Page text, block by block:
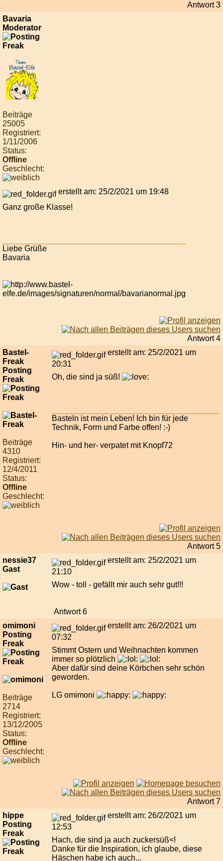
Antwort 3
Bavaria
Moderator
Beiträge
25005
Registriert:
1/11/2006
Status:
Offline
Geschlecht:
erstellt am: 25/2/2021 um 19:48
Ganz große Klasse!
Liebe Grüße
Bavaria
Antwort 4
Bastel-
Freak
Posting
Freak
Beiträge
4310
Registriert:
12/4/2011
Status:
Offline
Geschlecht:
erstellt am: 25/2/2021 um
20:31
Oh, die sind ja süß!
Basteln ist mein Leben! Ich bin für jede
Technik, Form und Farbe offen! :-)
Hin- und her- verpatet mit Knopf72
Antwort 5
nessie37
Gast
erstellt am: 25/2/2021 um
21:10
Wow - toll - gefällt mir auch sehr gut!!!
Antwort 6
omimoni
Posting
Freak
Beiträge
2714
Registriert:
13/12/2005
Status:
Offline
Geschlecht:
erstellt am: 26/2/2021 um
07:32
Stimmt Ostern und Weihnachten kommen
immer so plötzlich
Aber dafür sind deine Körbchen sehr schön
geworden.
LG omimoni
Antwort 7
hippe
Posting
Freak
erstellt am: 26/2/2021 um
12:53
Hach, die sind ja auch zuckersüß<!
Danke für die Inspiration, ich glaube, diese
Häschen habe ich auch...